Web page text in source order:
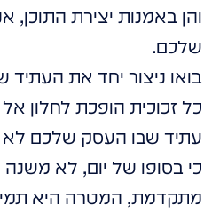
והן באמנות יצירת התוכן,
שלכם.
בואו ניצור יחד את
כל זכוכית הופכת לחלון
עתיד שבו העסק שלכם לא
כי בסופו של יום, לא משנה
מתקדמת, המטרה היא